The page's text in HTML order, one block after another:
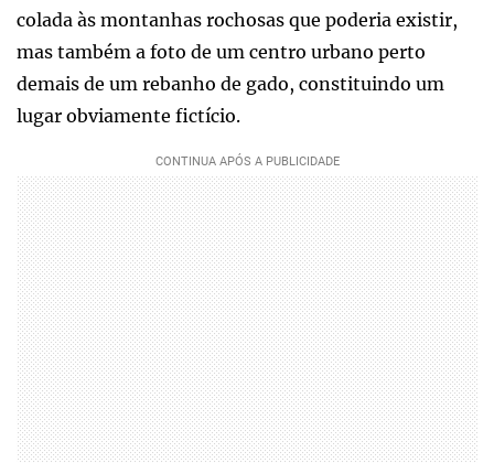
colada às montanhas rochosas que poderia existir,
mas também a foto de um centro urbano perto
demais de um rebanho de gado, constituindo um
lugar obviamente fictício.